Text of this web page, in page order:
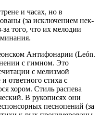
и часах, но в
(за исключением нек-
того, что их мелодии
Антифонарии (León.
с гимном. Это
с мелизмой
ответного стиха с
хором. Стиль распева
В рукописях они
песнопений (за